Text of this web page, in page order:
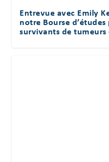
Entrevue avec Emily
notre Bourse
survivants de tumeurs